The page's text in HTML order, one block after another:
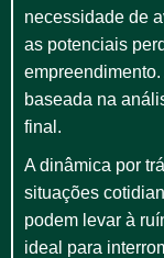
necessidade de
as potenciais
baseada na
final.
A dinâmica por
situações
podem levar à
ideal para